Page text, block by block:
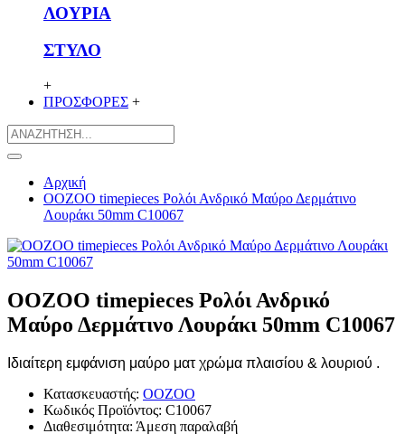
ΛΟΥΡΙΑ
ΣΤΥΛΟ
+
ΠΡΟΣΦΟΡΕΣ +
Αρχική
OOZOO timepieces Ρολόι Ανδρικό Μαύρο Δερμάτινο
Λουράκι 50mm C10067
OOZOO timepieces Ρολόι Ανδρικό
Μαύρο Δερμάτινο Λουράκι 50mm C10067
Ιδιαίτερη εμφάνιση μαύρο ματ χρώμα πλαισίου & λουριού .
Κατασκευαστής: OOZOO
Κωδικός Προϊόντος: C10067
Διαθεσιμότητα: Άμεση παραλαβή